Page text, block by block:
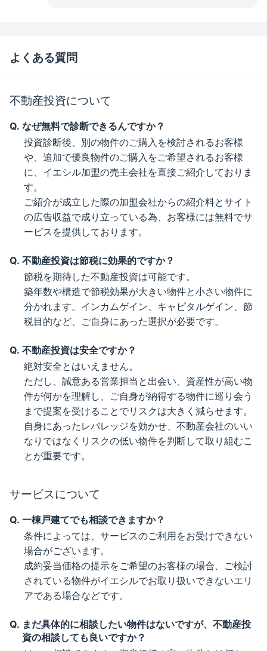
よくある質問
不動産投資について
なぜ無料で診断できるんですか？
投資診断後、別の物件のご購入を検討されるお客様
や、追加で優良物件のご購入をご希望されるお客様
に、イエシル加盟の売主会社を直接ご紹介しておりま
す。
ご紹介が成立した際の加盟会社からの紹介料とサイト
の広告収益で成り立っている為、お客様には無料でサ
ービスを提供しております。
不動産投資は節税に効果的ですか？
節税を期待した不動産投資は可能です。
築年数や構造で節税効果が大きい物件と小さい物件に
分かれます。インカムゲイン、キャピタルゲイン、節
税目的など、ご自身にあった選択が必要です。
不動産投資は安全ですか？
絶対安全とはいえません。
ただし、誠意ある営業担当と出会い、資産性が高い物
件が何かを理解し、ご自身が納得する物件に巡り会う
まで提案を受けることでリスクは大きく減らせます。
自身にあったレバレッジを効かせ、不動産会社のいい
なりではなくリスクの低い物件を判断して取り組むこ
とが重要です。
サービスについて
一棟戸建てでも相談できますか？
条件によっては、サービスのご利用をお受けできない
場合がございます。
成約妥当価格の提示をご希望のお客様の場合、ご検討
されている物件がイエシルでお取り扱いできないエリ
アである場合などです。
まだ具体的に相談したい物件はないですが、不動産投
資の相談しても良いですか？